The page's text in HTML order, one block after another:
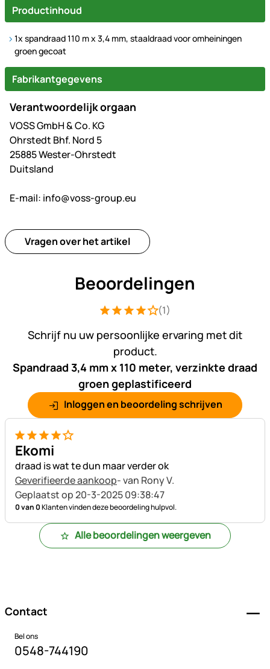
Productinhoud
1x spandraad 110 m x 3,4 mm, staaldraad voor omheiningen
groen gecoat
Fabrikantgegevens
Verantwoordelijk orgaan
VOSS GmbH & Co. KG
Ohrstedt Bhf. Nord 5
25885 Wester-Ohrstedt
Duitsland
E-mail: info@voss-group.eu
Vragen over het artikel
Beoordelingen
Beoordeling: 4 van 5 (1
1 Bewertung(1)
Schrijf nu uw persoonlijke ervaring met dit
product.
Spandraad 3,4 mm x 110 meter, verzinkte draad
groen geplastificeerd
Inloggen en beoordeling schrijven
4 van 5
Ekomi
draad is wat te dun maar verder ok
Geverifieerde aankoop- van Rony V.
Geplaatst op 20-3-2025 09:38:47
0 van 0Klanten vinden deze beoordeling hulpvol.
Alle beoordelingen weergeven
Contact
Bel ons
0548-744190